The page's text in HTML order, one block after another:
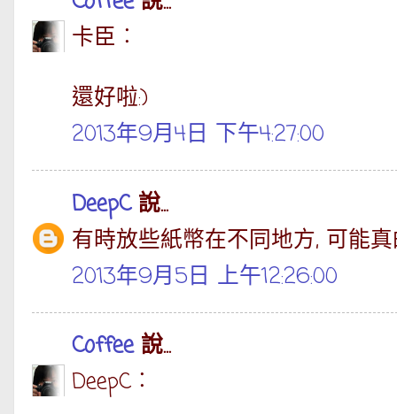
卡臣︰
還好啦:)
2013年9月4日 下午4:27:00
DeepC說...
有時放些紙幣在不同地方, 可能
2013年9月5日 上午12:26:00
Coffee說...
DeepC︰